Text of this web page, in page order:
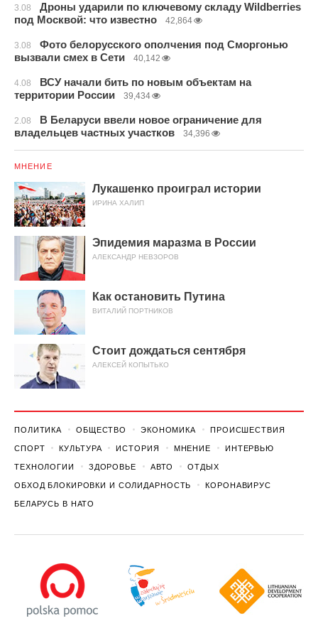
3.08
Дроны ударили по ключевому складу Wildberries
под Москвой: что известно
42,864
3.08
Фото белорусского ополчения под Сморгонью
вызвали смех в Сети
40,142
4.08
ВСУ начали бить по новым объектам на
территории России
39,434
2.08
В Беларуси ввели новое ограничение для
владельцев частных участков
34,396
МНЕНИЕ
Лукашенко проиграл истории
ИРИНА ХАЛИП
Эпидемия маразма в России
АЛЕКСАНДР НЕВЗОРОВ
Как остановить Путина
ВИТАЛИЙ ПОРТНИКОВ
Стоит дождаться сентября
АЛЕКСЕЙ КОПЫТЬКО
ПОЛИТИКА ОБЩЕСТВО ЭКОНОМИКА ПРОИСШЕСТВИЯ
СПОРТ КУЛЬТУРА ИСТОРИЯ МНЕНИЕ ИНТЕРВЬЮ
ТЕХНОЛОГИИ ЗДОРОВЬЕ АВТО ОТДЫХ
ОБХОД БЛОКИРОВКИ И СОЛИДАРНОСТЬ КОРОНАВИРУС
БЕЛАРУСЬ В НАТО